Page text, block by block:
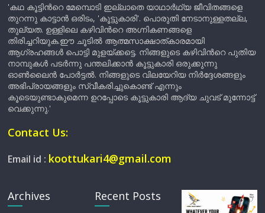
'കഥ കൂട്ടിന്‍റെ മേമ്പൊടി ഇല്ലാതെ യാഥാർഥ്യ ജീവിതങ്ങളെ
തുറന്നു കാട്ടാൻ ഒരിടം, 'കൂട്ടുകാരി'. പൊരുതി നേടാനുള്ളതല്ല,
തുല്യത. ഉള്ളിലെ കഴിവിന്‍റെ അഗ്നികണങ്ങളെ
തിരിച്ചറിയുക.ഈ ചൂടിൽ ആത്മസാക്ഷാത്കാരമായി
ആഗ്രഹങ്ങൾ പൊട്ടി മുളയ്ക്കട്ടെ. നിങ്ങളുടെ കഴിവിന്‍റെ പുതിയ
നാമ്പുകൾ പടർന്നു പന്തലിക്കാൻ കൂട്ടുകാരി ഒരുക്കുന്നു
ഓൺലൈൻ പോർട്ടൽ. നിങ്ങളുടെ വിലയേറിയ നിർദ്ദേശങ്ങളും
അഭിപ്രായങ്ങളും സ്വീകരിച്ചുകൊണ്ട് എന്നും
കൂടെയുണ്ടാകുമെന്ന ഉറപ്പോടെ കൂട്ടുകാരി ആദ്യ ചുവട് മുന്നോട്ട്
വെക്കുന്നു.'
Contact Us:
Email id : koottukari4@gmail.com
Archives Recent Posts